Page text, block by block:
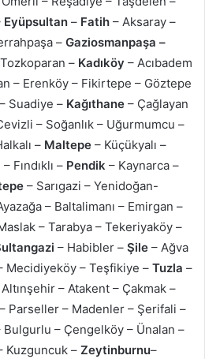
Eyüpsultan– Fatih– Aksaray –
– Gaziosmanpaşa –
– Kadıköy – Acıbadem
– Erenköy – Fikirtepe – Göztepe
Suadiye – Kağıthane– Çağlayan
– Soğanlık – Uğurmumcu –
– Maltepe – Küçükyalı –
Fındıklı – Pendik– Kaynarca –
– Sarıgazi – Yenidoğan-
– Baltalimanı – Emirgan –
– Tarabya – Tekeriyaköy –
– Habibler – Şile – Ağva
Mecidiyeköy – Teşfikiye – Tuzla –
– Atakent – Çakmak –
Parseller – Madenler – Şerifali –
Bulgurlu – Çengelköy – Ünalan –
Kuzguncuk – Zeytinburnu–